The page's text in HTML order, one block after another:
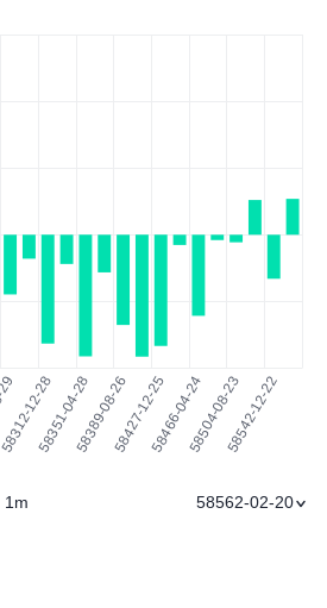
1m 58562-02-20